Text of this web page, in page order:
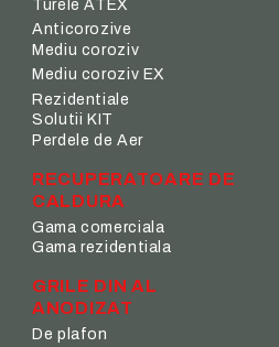
Turele ATEX
Anticorozive
Mediu coroziv
Mediu coroziv EX
Rezidentiale
Solutii KIT
Perdele de Aer
RECUPERATOARE DE
CALDURA
Gama comerciala
Gama rezidentiala
GRILE DIN AL
ANODIZAT
De plafon